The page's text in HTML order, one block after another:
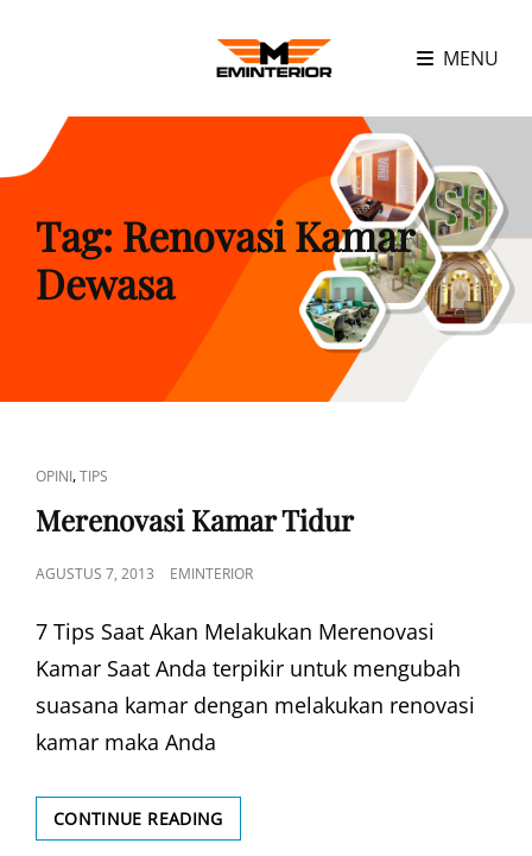
MENU
Tag: Renovasi Kamar
Dewasa
CAT
LINKS
OPINI,TIPS
Merenovasi Kamar Tidur
POSTED
AGUSTUS 7, 2013 EMINTERIOR
7 Tips Saat Akan Melakukan Merenovasi
Kamar Saat Anda terpikir untuk mengubah
suasana kamar dengan melakukan renovasi
kamar maka Anda
CONTINUE READINGMERENOVASI
KAMAR